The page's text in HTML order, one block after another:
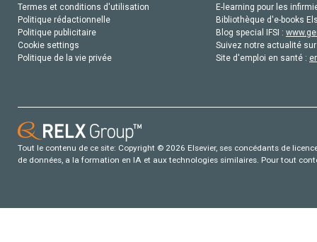
Termes et conditions d'utilisation
Politique rédactionnelle
Politique publicitaire
Cookie settings
Politique de la vie privée
E-learning pour les
Bibliothèque d'e-books
Blog special IFSI :
Suivez notre actualité
Site d'emploi en santé :
Tout le contenu de ce site: Copyright © 2026 Elsevier, ses concédants de
de données, a la formation en IA et aux technologies similaires. Pour tout